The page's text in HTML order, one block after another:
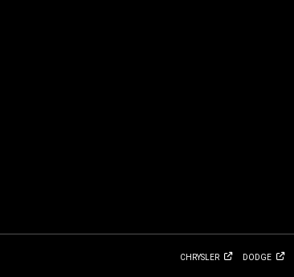
CHRYSLER DODGE